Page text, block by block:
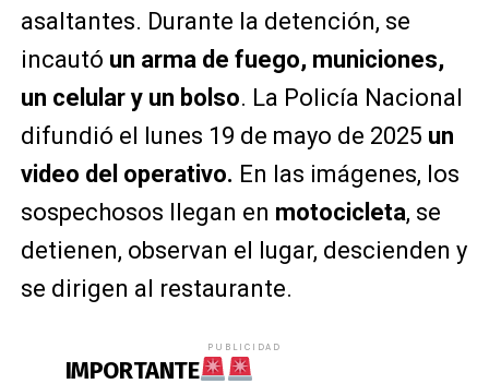
asaltantes. Durante la detención, se
incautó un arma de fuego, municiones,
un celular y un bolso. La Policía Nacional
difundió el lunes 19 de mayo de 2025 un
video del operativo. En las imágenes, los
sospechosos llegan en motocicleta, se
detienen, observan el lugar, descienden y
se dirigen al restaurante.
PUBLICIDAD
IMPORTANTE